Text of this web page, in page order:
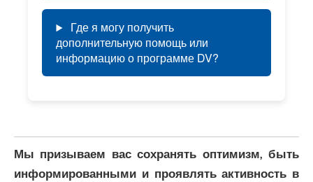
Где я могу получить
дополнительную помощь или
информацию о программе DV?
Мы призываем вас сохранять оптимизм, быть
информированными и проявлять активность в